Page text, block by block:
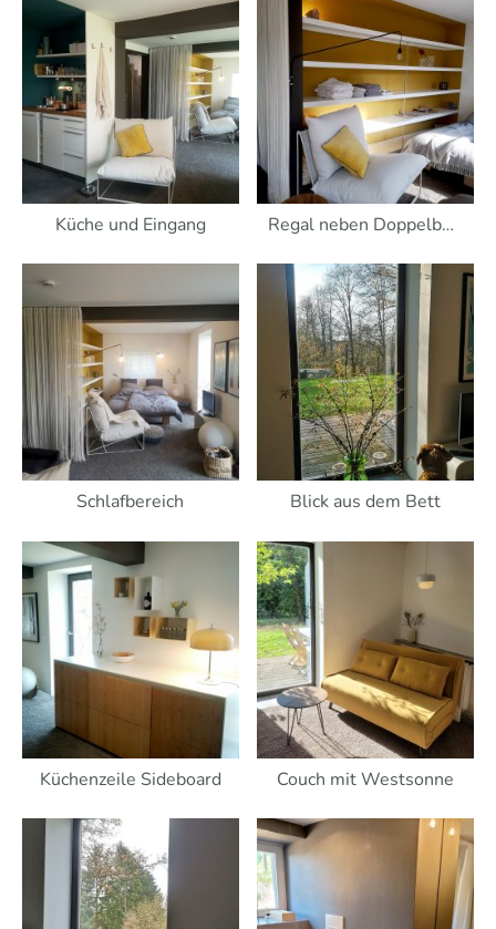
Küche und Eingang Regal neben Doppelbett
Schlafbereich Blick aus dem Bett
Küchenzeile Sideboard Couch mit Westsonne